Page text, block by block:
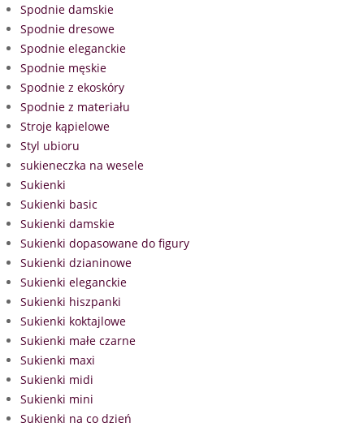
Spodnie damskie
Spodnie dresowe
Spodnie eleganckie
Spodnie męskie
Spodnie z ekoskóry
Spodnie z materiału
Stroje kąpielowe
Styl ubioru
sukieneczka na wesele
Sukienki
Sukienki basic
Sukienki damskie
Sukienki dopasowane do figury
Sukienki dzianinowe
Sukienki eleganckie
Sukienki hiszpanki
Sukienki koktajlowe
Sukienki małe czarne
Sukienki maxi
Sukienki midi
Sukienki mini
Sukienki na co dzień